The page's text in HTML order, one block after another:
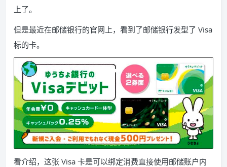
上了。
但是最近在邮储银行的官网上，看到了邮储银行发型了 Visa
标的卡。
看介绍，这张 Visa 卡是可以绑定消费直接使用邮储账户内